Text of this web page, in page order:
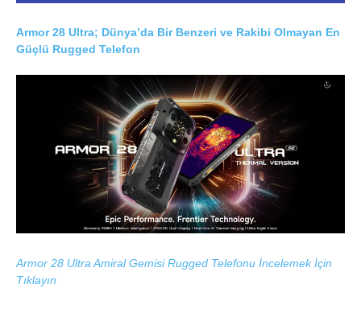
Armor 28 Ultra; Dünya’da Bir Benzeri ve Rakibi Olmayan En
Güçlü Rugged Telefon
Armor 28 Ultra Amiral Gemisi Rugged Telefonu İncelemek İçin
Tıklayın